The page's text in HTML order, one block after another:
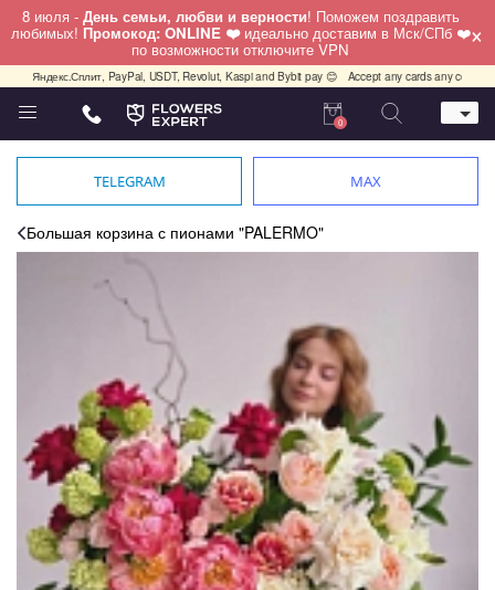
8 июля - День семьи, любви и верности! Поможем поздравить
любимых! Промокод: ONLINE ❤️ идеально доставим в Мск/СПб ❤️
по возможности отключите VPN ×
Яндекс.Сплит, PayPal, USDT, Revolut, Kaspi and Bybit pay 😊 Accept any cards any country,
Телефон
+7 (812) 425 36 05
Санкт-Петербург,
работаем круглосуточно
0
TELEGRAM MAX
Большая корзина с пионами "PALERMO"